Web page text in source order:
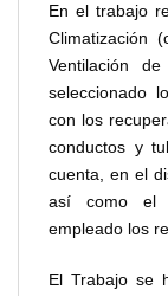
En el trabajo
Climatización
Ventilación
seleccionado
con los
conductos y
cuenta, en el
así como el
empleado los
El Trabajo se